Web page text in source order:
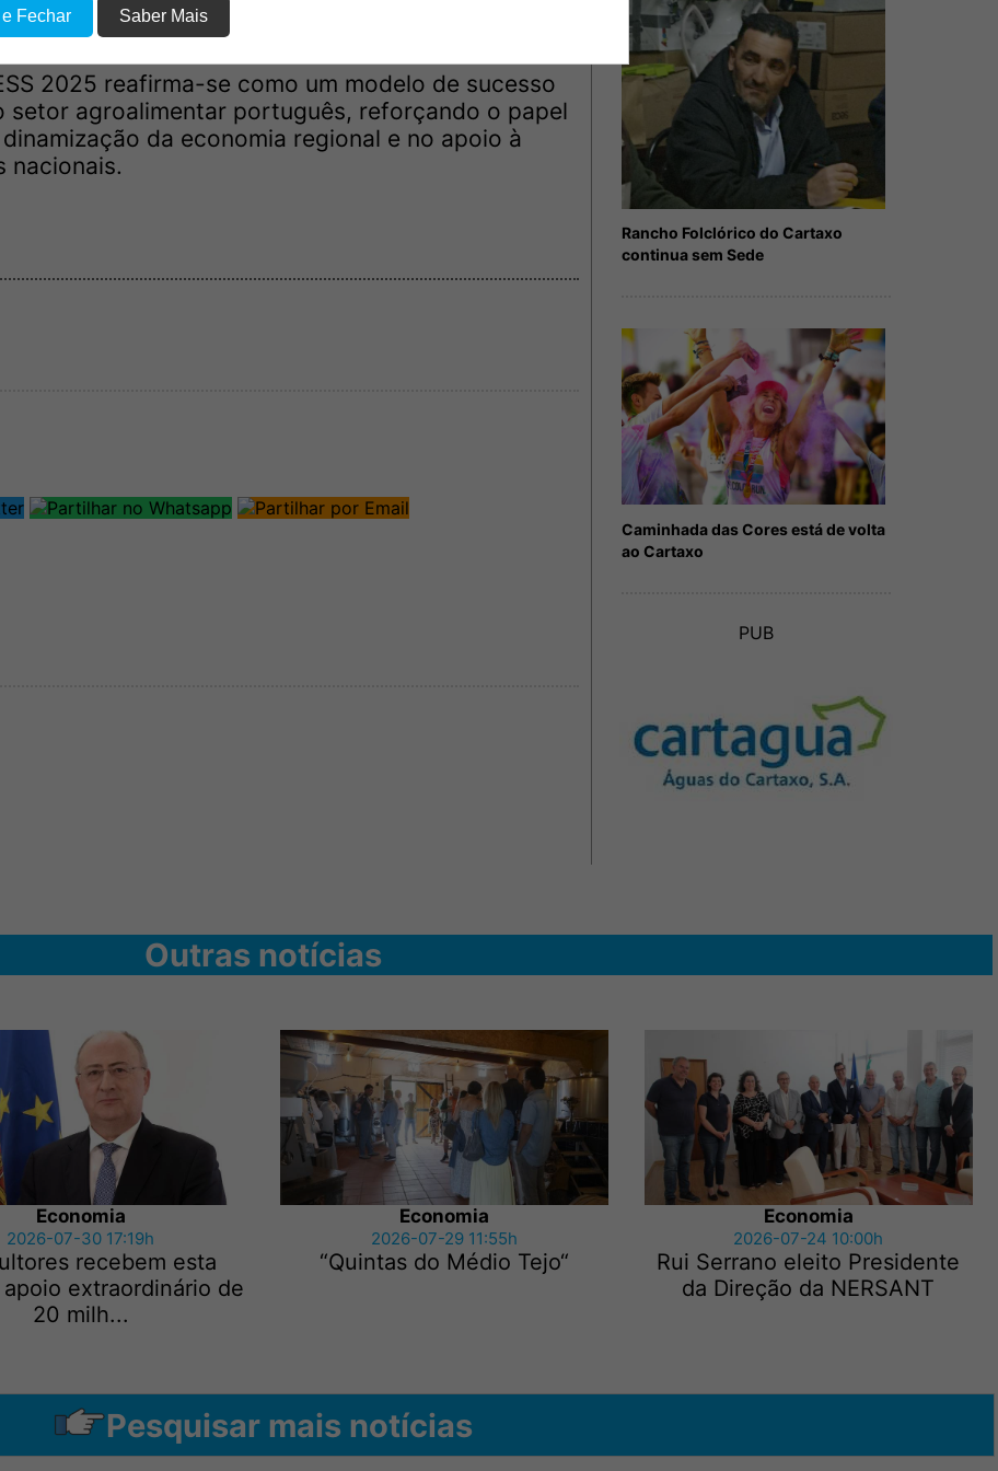
da cultura ribatejana.
2025 reafirma-se como um modelo de sucesso
setor agroalimentar português, reforçando o papel
da economia regional e no apoio à
nacionais.
Rancho Folclórico do Cartaxo
continua sem Sede
Caminhada das Cores está de volta
ao Cartaxo
PUB
Outras notícias
Economia
2026-07-30 17:19h
recebem esta
apoio extraordinário de
20 milh...
Economia
2026-07-29 11:55h
“Quintas do Médio Tejo“
Economia
2026-07-24 10:00h
Rui Serrano eleito Presidente
da Direção da NERSANT
Pesquisar mais notícias
Fechar Saber Mais